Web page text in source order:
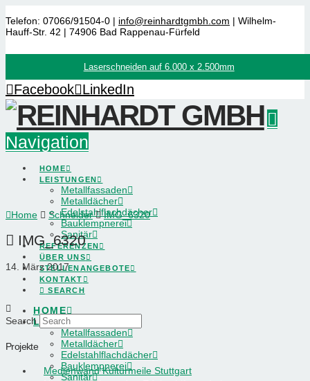
Telefon: 07066/91504-0 | info@reinhardtgmbh.com | Wilhelm-
Hauff-Str. 42 | 74906 Bad Rappenau-Fürfeld
Laserschneiden auf 6.000 x 2.500mm
Facebook LinkedIn
Navigation
HOME
LEISTUNGEN
Metallfassaden
Metalldächer
Edelstahlflachdächer
Bauklempnerei
Sanitär
REFERENZEN
ÜBER UNS
STELLENANGEBOTE
KONTAKT
SEARCH
HOME
LEISTUNGEN
Metallfassaden
Metalldächer
Edelstahlflachdächer
Bauklempnerei
Sanitär
Home Schneider IMG_6320
IMG_6320
14. März 2017
Search
Projekte
Medienwand Kulturmeile Stuttgart